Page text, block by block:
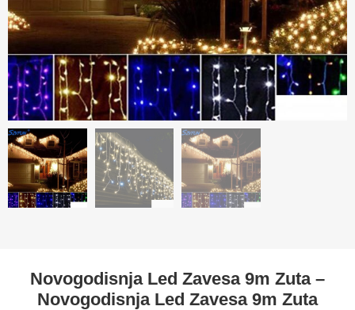
Novogodisnja Led Zavesa 9m Zuta –
Novogodisnja Led Zavesa 9m Zuta